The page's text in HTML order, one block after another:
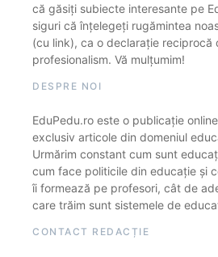
că găsiți subiecte interesante pe
siguri că înțelegeți rugămintea
(cu link), ca o declarație reciprocă
profesionalism. Vă mulțumim!
DESPRE NOI
EduPedu.ro este o publicație
exclusiv articole din domeniul
Urmărim constant cum sunt
cum face politicile din educație și
îi formează pe profesori, cât de
care trăim sunt sistemele de
CONTACT REDACȚIE